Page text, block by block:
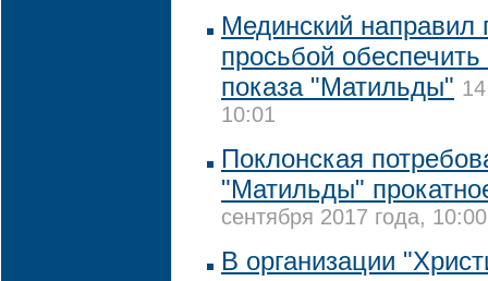
Мединский
просьбой обеспечить
показа "Матильды"
10:01
Поклонская
"Матильды"
сентября 2017 года, 10:00
В организации